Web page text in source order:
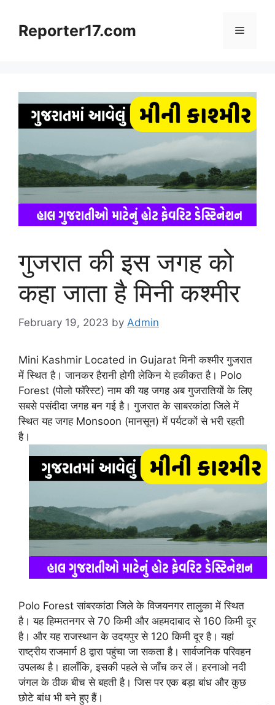
contentReporter17.com Menu
गुजरात की इस जगह को
कहा जाता है मिनी कश्मीर
February 19, 2023 by Admin
Mini Kashmir Located in Gujarat मिनी कश्मीर गुजरात
में स्थित है। जानकर हैरानी होगी लेकिन ये हकीकत है। Polo
Forest (पोलो फॉरेस्ट) नाम की यह जगह अब गुजरातियों के लिए
सबसे पसंदीदा जगह बन गई है। गुजरात के साबरकांठा जिले में
स्थित यह जगह Monsoon (मानसून) में पर्यटकों से भरी रहती
है।
Polo Forest सांबरकांठा जिले के विजयनगर तालुका में स्थित
है। यह हिम्मतनगर से 70 किमी और अहमदाबाद से 160 किमी दूर
है। और यह राजस्थान के उदयपुर से 120 किमी दूर है। यहां
राष्ट्रीय राजमार्ग 8 द्वारा पहुंचा जा सकता है। सार्वजनिक परिवहन
उपलब्ध है। हालाँकि, इसकी पहले से जाँच कर लें। हरनाओ नदी
जंगल के ठीक बीच से बहती है। जिस पर एक बड़ा बांध और कुछ
छोटे बांध भी बने हुए हैं।